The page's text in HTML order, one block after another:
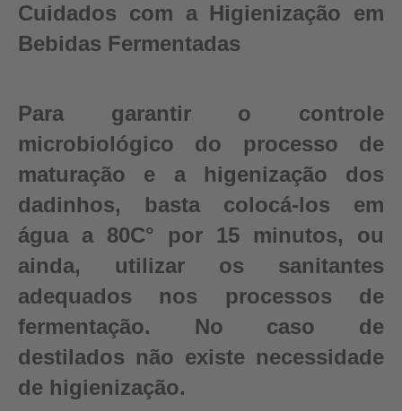
Cuidados com a Higienização em
Bebidas Fermentadas
Para garantir o controle
microbiológico do processo de
maturação e a higenização dos
dadinhos, basta colocá-los em
água a 80C° por 15 minutos, ou
ainda, utilizar os sanitantes
adequados nos processos de
fermentação. No caso de
destilados não existe necessidade
de higienização.